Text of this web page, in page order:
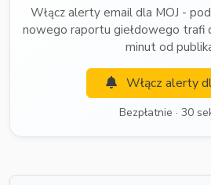
Włącz alerty email dla MOJ -
nowego raportu giełdowego trafi
minut od
Włącz alerty
Bezpłatnie · 30